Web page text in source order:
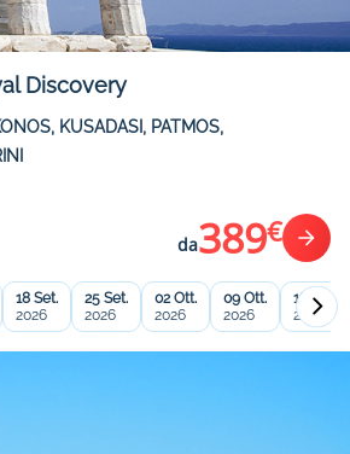
Discovery
KUSADASI, PATMOS,
da389€
18 Set.
2026
25 Set.
2026
02 Ott.
2026
09 Ott.
2026
16 Ott.
2026